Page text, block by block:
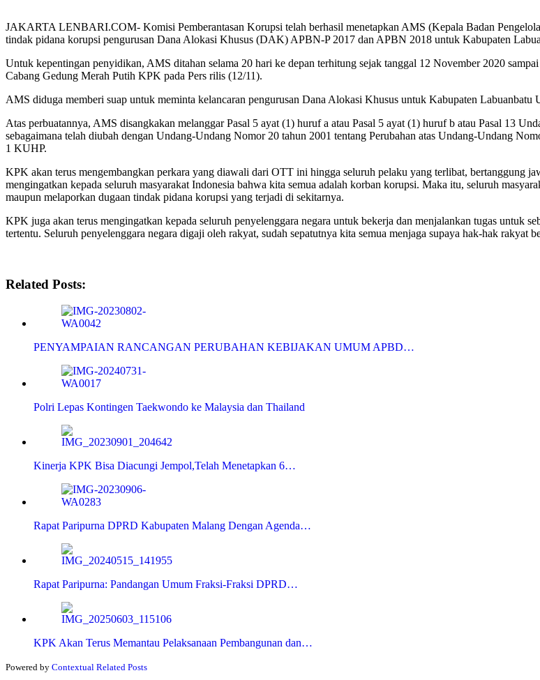
JAKARTA LENBARI.COM- Komisi Pemberantasan Korupsi telah berhasil menetapkan AMS (Kepala Badan
tindak pidana korupsi pengurusan Dana Alokasi Khusus (DAK) APBN-P 2017 dan APBN 2018 untuk Kabupaten
Untuk kepentingan penyidikan, AMS ditahan selama 20 hari ke depan terhitung sejak tanggal 12 November 2020
Cabang Gedung Merah Putih KPK pada Pers rilis (12/11).
AMS diduga memberi suap untuk meminta kelancaran pengurusan Dana Alokasi Khusus untuk Kabupaten Labuanbatu
Atas perbuatannya, AMS disangkakan melanggar Pasal 5 ayat (1) huruf a atau Pasal 5 ayat (1) huruf b atau Pasal 13
sebagaimana telah diubah dengan Undang-Undang Nomor 20 tahun 2001 tentang Perubahan atas Undang-Undang
1 KUHP.
KPK akan terus mengembangkan perkara yang diawali dari OTT ini hingga seluruh pelaku yang terlibat, bertanggung
mengingatkan kepada seluruh masyarakat Indonesia bahwa kita semua adalah korban korupsi. Maka itu, seluruh
maupun melaporkan dugaan tindak pidana korupsi yang terjadi di sekitarnya.
KPK juga akan terus mengingatkan kepada seluruh penyelenggara negara untuk bekerja dan menjalankan tugas untuk
tertentu. Seluruh penyelenggara negara digaji oleh rakyat, sudah sepatutnya kita semua menjaga supaya hak-hak rakyat
Related Posts:
PENYAMPAIAN RANCANGAN PERUBAHAN KEBIJAKAN UMUM APBD…
Polri Lepas Kontingen Taekwondo ke Malaysia dan Thailand
Kinerja KPK Bisa Diacungi Jempol,Telah Menetapkan 6…
Rapat Paripurna DPRD Kabupaten Malang Dengan Agenda…
Rapat Paripurna: Pandangan Umum Fraksi-Fraksi DPRD…
KPK Akan Terus Memantau Pelaksanaan Pembangunan dan…
Powered by Contextual Related Posts